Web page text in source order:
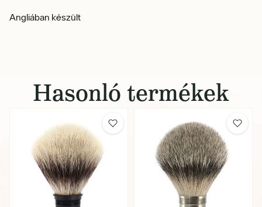
Angliában készült
Hasonló termékek